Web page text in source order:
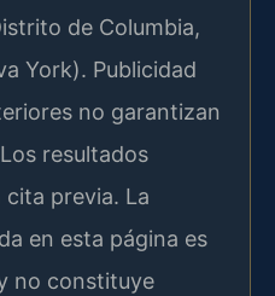
de Columbia,
York). Publicidad
no garantizan
resultados
previa. La
en esta página es
no constituye